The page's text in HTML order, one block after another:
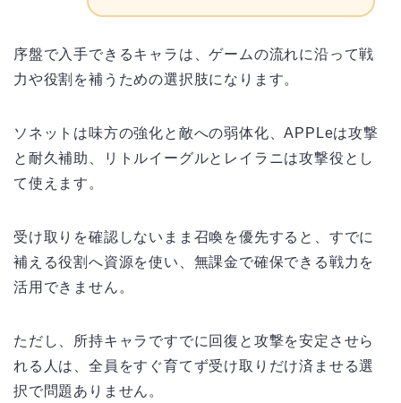
序盤で入手できるキャラは、ゲームの流れに沿って戦
力や役割を補うための選択肢になります。
ソネットは味方の強化と敵への弱体化、APPLeは攻撃
と耐久補助、リトルイーグルとレイラニは攻撃役とし
て使えます。
受け取りを確認しないまま召喚を優先すると、すでに
補える役割へ資源を使い、無課金で確保できる戦力を
活用できません。
ただし、所持キャラですでに回復と攻撃を安定させら
れる人は、全員をすぐ育てず受け取りだけ済ませる選
択で問題ありません。